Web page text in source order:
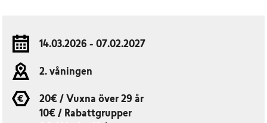
14.03.2026 - 07.02.2027
2. våningen
20€ / Vuxna över 29 år
10€ / Rabattgrupper